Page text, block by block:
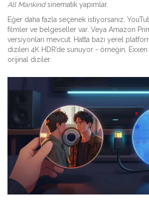
All Mankindsinematik yapımlar.
Eğer daha fazla seçenek istiyorsanız,
filmler ve belgeseller var. Veya Amazon
versiyonları mevcut. Hatta bazı yerel
dizileri 4K HDR’de sunuyor - örneğin, Exxen
orijinal diziler.